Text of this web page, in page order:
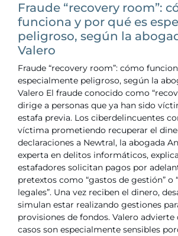
Fraude “recovery room”:
funciona y por qué es
peligroso, según la
Valero
Fraude “recovery room”: cómo
especialmente peligroso, según la
Valero El fraude conocido como
dirige a personas que ya han sido
estafa previa. Los ciberdelincuentes
víctima prometiendo recuperar el
declaraciones a Newtral, la abogada
experta en delitos informáticos,
estafadores solicitan pagos por
pretextos como “gastos de gestión” o
legales”. Una vez reciben el dinero,
simulan estar realizando gestiones
provisiones de fondos. Valero advierte
casos son especialmente sensibles